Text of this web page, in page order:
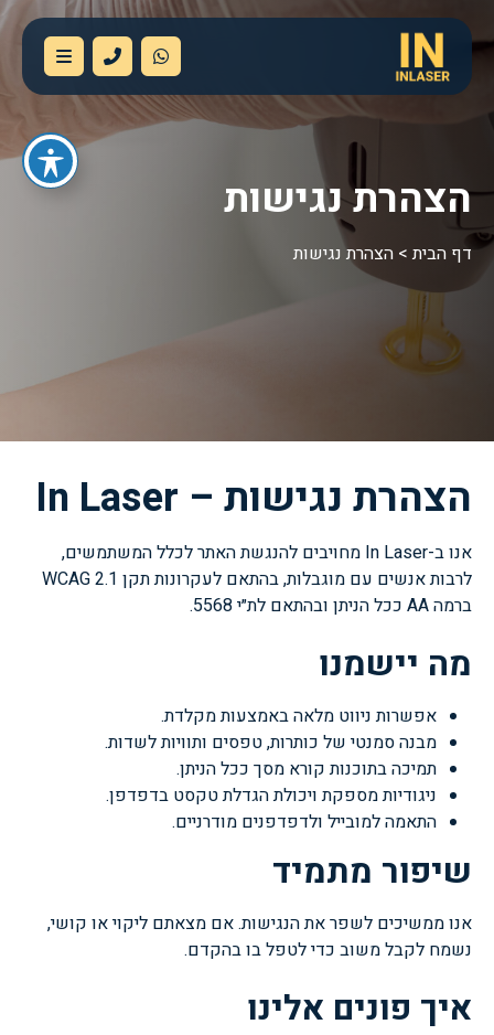
הצהרת נגישות
דף הבית> הצהרת נגישות
הצהרת נגישות – In Laser
אנו ב-In Laser מחויבים להנגשת האתר לכלל המשתמשים,
לרבות אנשים עם מוגבלות, בהתאם לעקרונות תקן WCAG 2.1
ברמה AA ככל הניתן ובהתאם לת״י 5568.
מה יישמנו
אפשרות ניווט מלאה באמצעות מקלדת.
מבנה סמנטי של כותרות, טפסים ותוויות לשדות.
תמיכה בתוכנות קורא מסך ככל הניתן.
ניגודיות מספקת ויכולת הגדלת טקסט בדפדפן.
התאמה למובייל ולדפדפנים מודרניים.
שיפור מתמיד
אנו ממשיכים לשפר את הנגישות. אם מצאתם ליקוי או קושי,
נשמח לקבל משוב כדי לטפל בו בהקדם.
איך פונים אלינו